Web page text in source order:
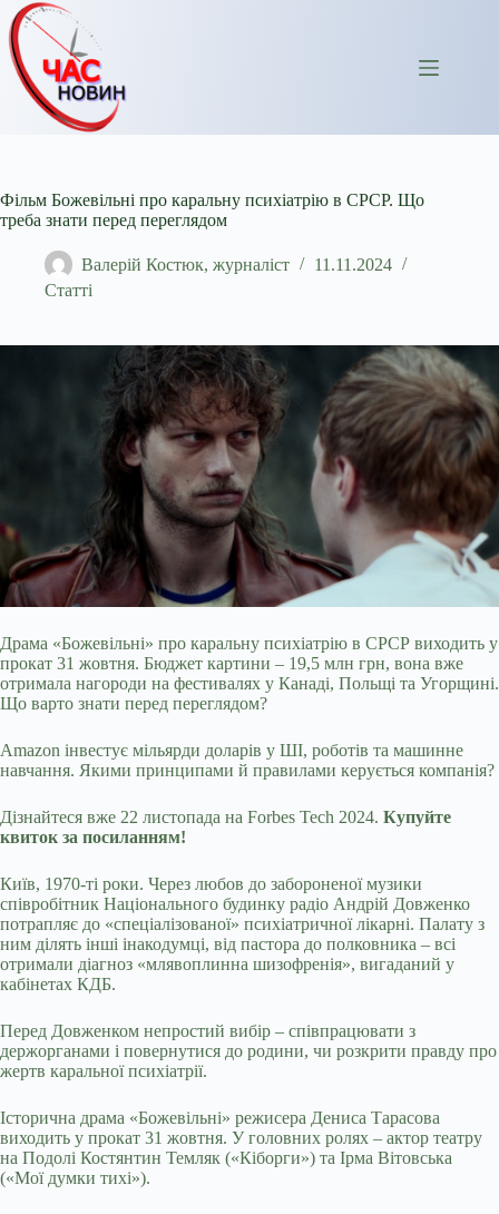
Перейти
до
вмісту
Фільм Божевільні про каральну психіатрію в СРСР. Що
треба знати перед переглядом
Валерій Костюк, журналіст
11.11.2024
Статті
Драма «Божевільні» про каральну психіатрію в СРСР виходить у
прокат 31 жовтня. Бюджет картини – 19,5 млн грн, вона вже
отримала нагороди на фестивалях у Канаді, Польщі та Угорщині.
Що варто знати перед переглядом?
Amazon інвестує мільярди доларів у ШІ, роботів та машинне
навчання. Якими принципами й правилами керується компанія?
Дізнайтеся вже 22 листопада на Forbes Tech 2024. Купуйте
квиток за посиланням!
Київ, 1970-ті роки. Через любов до забороненої музики
співробітник Національного будинку радіо Андрій Довженко
потрапляє до «спеціалізованої» психіатричної лікарні. Палату з
ним ділять інші інакодумці, від пастора до полковника – всі
отримали діагноз «млявоплинна шизофренія», вигаданий у
кабінетах КДБ.
Перед Довженком непростий вибір – співпрацювати з
держорганами і повернутися до родини, чи розкрити правду про
жертв каральної психіатрії.
Історична драма «Божевільні» режисера Дениса Тарасова
виходить у прокат 31 жовтня. У головних ролях – актор театру
на Подолі Костянтин Темляк («Кіборги») та Ірма Вітовська
(«Мої думки тихі»).